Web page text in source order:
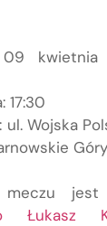
kwietnia
17:30
ul. Wojska
Góry
meczu
Łukasz